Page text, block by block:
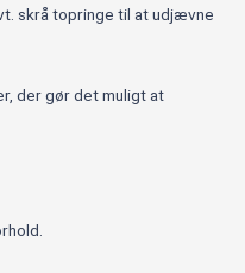
skrå topringe til at udjævne
der gør det muligt at